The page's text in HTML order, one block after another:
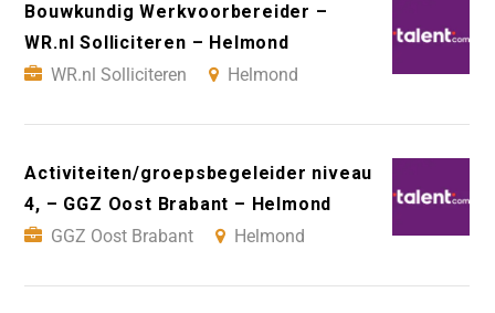
Bouwkundig Werkvoorbereider –
WR.nl Solliciteren – Helmond
WR.nl Solliciteren
Helmond
Activiteiten/groepsbegeleider niveau
4, – GGZ Oost Brabant – Helmond
GGZ Oost Brabant
Helmond